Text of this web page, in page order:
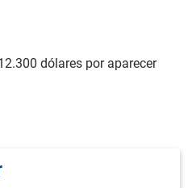
dólares por aparecer